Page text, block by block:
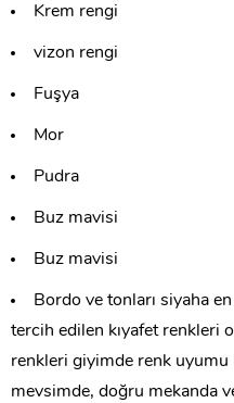
Krem rengi
vizon rengi
Fuşya
Mor
Pudra
Buz mavisi
Buz mavisi
Bordo ve tonları siyaha
tercih edilen kıyafet renkleri
renkleri giyimde renk
mevsimde, doğru mekanda